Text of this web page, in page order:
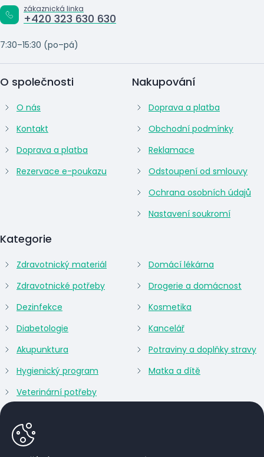
zákaznická linka
+420 323 630 630
7:30–15:30 (po–pá)
O společnosti
O nás
Kontakt
Doprava a platba
Rezervace e-poukazu
Kategorie
Zdravotnický materiál
Zdravotnické potřeby
Dezinfekce
Diabetologie
Akupunktura
Hygienický program
Veterinární potřeby
Domácí lékárna
Drogerie a domácnost
Kosmetika
Kancelář
Potraviny a doplňky stravy
Matka a dítě
Nakupování
Doprava a platba
Obchodní podmínky
Reklamace
Odstoupení od smlouvy
Ochrana osobních údajů
Nastavení soukromí